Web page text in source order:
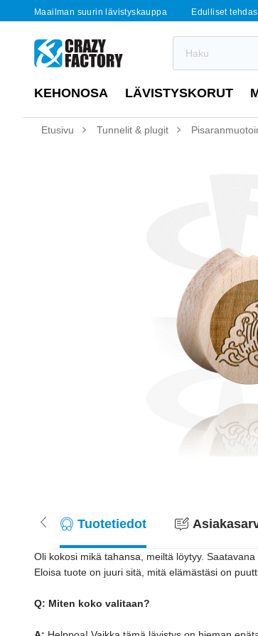
Maailman suurin lävistyskauppa Edulliset
KEHONOSA LÄVISTYSKORUT
Etusivu Tunnelit & plugit
Tuotetiedot
Oli kokosi mikä tahansa, meiltä löytyy.
Eloisa tuote on juuri sitä, mitä elämästäsi on
Q: Miten koko valitaan?